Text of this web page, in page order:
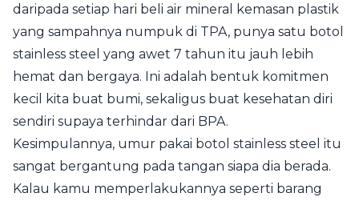
daripada setiap hari beli air mineral kemasan plastik
yang sampahnya numpuk di TPA, punya satu botol
stainless steel yang awet 7 tahun itu jauh lebih
hemat dan bergaya. Ini adalah bentuk komitmen
kecil kita buat bumi, sekaligus buat kesehatan diri
sendiri supaya terhindar dari BPA.
Kesimpulannya, umur pakai botol stainless steel itu
sangat bergantung pada tangan siapa dia berada.
Kalau kamu memperlakukannya seperti barang